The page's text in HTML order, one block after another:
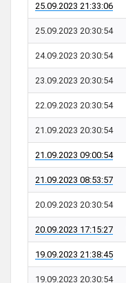
25.09.2023 21:33:06
25.09.2023 20:30:54
24.09.2023 20:30:54
23.09.2023 20:30:54
22.09.2023 20:30:54
21.09.2023 20:30:54
21.09.2023 09:00:54
21.09.2023 08:53:57
20.09.2023 20:30:54
20.09.2023 17:15:27
19.09.2023 21:38:45
19.09.2023 20:30:54